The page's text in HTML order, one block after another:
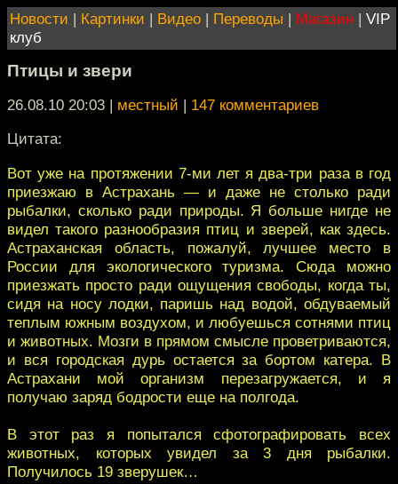
Новости | Картинки | Видео | Переводы | Магазин | VIP
клуб
Птицы и звери
26.08.10 20:03 | местный | 147 комментариев
Цитата:
Вот уже на протяжении 7-ми лет я два-три раза в год
приезжаю в Астрахань — и даже не столько ради
рыбалки, сколько ради природы. Я больше нигде не
видел такого разнообразия птиц и зверей, как здесь.
Астраханская область, пожалуй, лучшее место в
России для экологического туризма. Сюда можно
приезжать просто ради ощущения свободы, когда ты,
сидя на носу лодки, паришь над водой, обдуваемый
теплым южным воздухом, и любуешься сотнями птиц
и животных. Мозги в прямом смысле проветриваются,
и вся городская дурь остается за бортом катера. В
Астрахани мой организм перезагружается, и я
получаю заряд бодрости еще на полгода.
В этот раз я попытался сфотографировать всех
животных, которых увидел за 3 дня рыбалки.
Получилось 19 зверушек…